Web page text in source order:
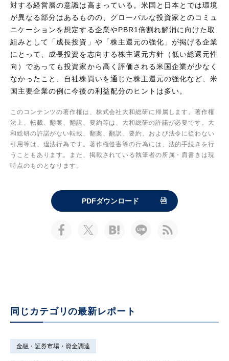
対する経営層の意識は高まっている。米国と日本とでは環境
が異なる部分はあるものの、グローバルな投資家とのコミュ
ニケーションを想定する企業やPBR1倍割れ解消に向けた取
組みとして「成長投資」や「株主還元の強化」が掲げる企業
にとって、成長投資を志向する株主還元方針（低い総還元性
向）であっても投資家から高く評価される米国企業が少なく
なかったこと、自社株買いを通じた株主還元の強化など、米
国主要企業の例に今後の利益配分のヒントは多い。
このコンテンツの著作権は、株式会社大和総研に帰属します。著作権
法上、転載、翻案、翻訳、要約等は、大和総研の許諾が必要です。大
和総研の許諾がない転載、翻案、翻訳、要約、および法令に従わない
引用等は、違法行為です。著作権侵害等の行為には、法的手続きを行
うこともあります。また、掲載されている執筆者の所属・肩書きは現
時点のものとなります。
PDFダウンロード
同じカテゴリの最新レポート
金融・証券市場・資金調達